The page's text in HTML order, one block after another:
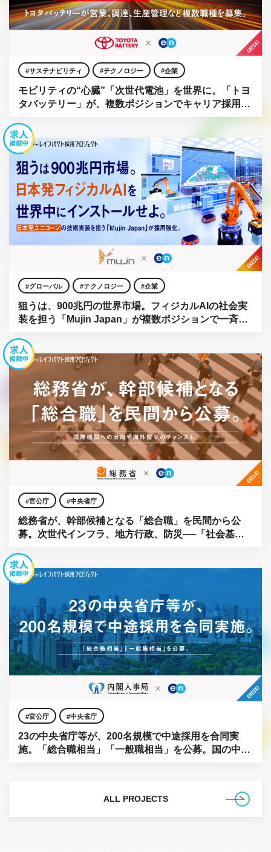
サステナビリティ テクノロジー 企業
モビリティの“心臓”「次世代電池」を世界に。「トヨ
タバッテリー」が、複数ポジションでキャリア採用を
グローバル テクノロジー 企業
狙うは、900兆円の世界市場。フィジカルAIの社会実
装を担う「Mujin Japan」が複数ポジションで一斉公
官公庁 中央省庁
総務省が、幹部候補となる「総合職」を民間から公
募。次世代インフラ、地方行政、防災──「社会基
官公庁 中央省庁
23の中央省庁等が、200名規模で中途採用を合同実
施。「総合職相当」「一般職相当」を公募。国の中枢
ALL PROJECTS